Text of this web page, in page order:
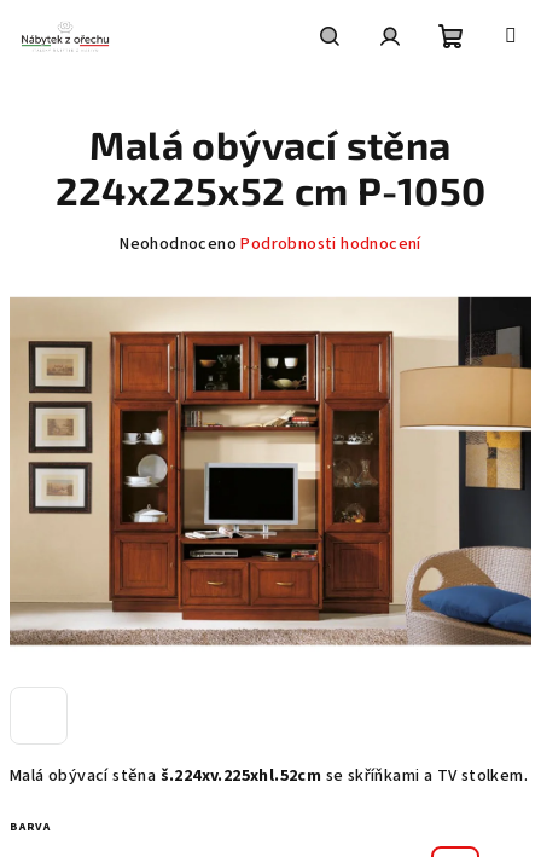
obsah
košík
Malá obývací stěna š.224xv.225xhl.52cm se skříňkami a TV stolkem.
BARVA
Malá obývací stěna
224x225x52 cm P-1050
Průměrné
produktu
0,0
z
5
hvězdiček.
Neohodnoceno Podrobnosti hodnocení